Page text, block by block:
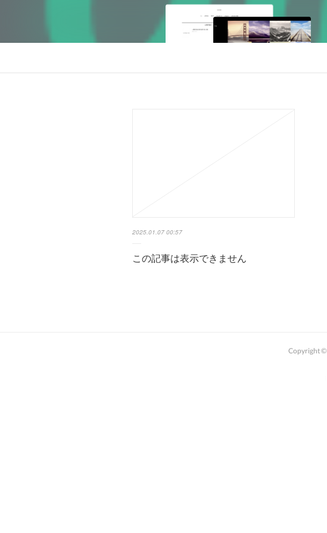
2025.01.07 00:57
この記事は表示できません
Copyright ©